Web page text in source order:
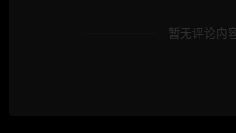
暂无评论内